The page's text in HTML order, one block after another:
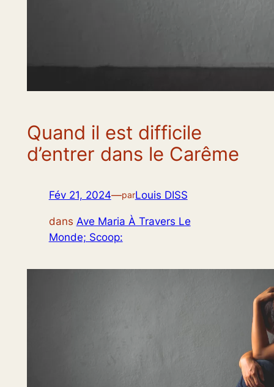
Quand il est difficile
d’entrer dans le Carême
Fév 21, 2024—parLouis DISS
dans Ave Maria À Travers Le
Monde; Scoop: